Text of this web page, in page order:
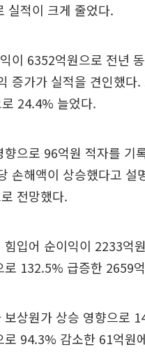
실적이 크게 줄었다.
이 6352억원으로 전년
증가가 실적을 견인했
24.4% 늘었다.
으로 96억원 적자를 기
손해액이 상승했다고 설
전망했다.
입어 순이익이 2233억
132.5% 급증한 2659
상원가 상승 영향으로
94.3% 감소한 61억원